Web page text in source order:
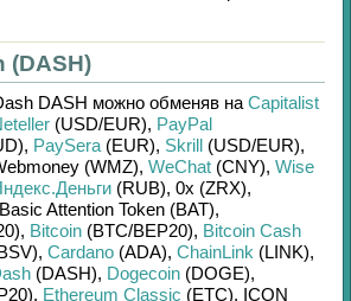
(DASH)
DASH можно обменяв на Capitalist
(USD/EUR), PayPal
, PaySera (EUR), Skrill (USD/EUR),
(WMZ), WeChat (CNY), Wise
(RUB), 0x (ZRX),
Basic Attention Token (BAT),
, Bitcoin (BTC/BEP20), Bitcoin Cash
, Cardano (ADA), ChainLink (LINK),
(DASH), Dogecoin (DOGE),
, Ethereum Classic (ETC), ICON